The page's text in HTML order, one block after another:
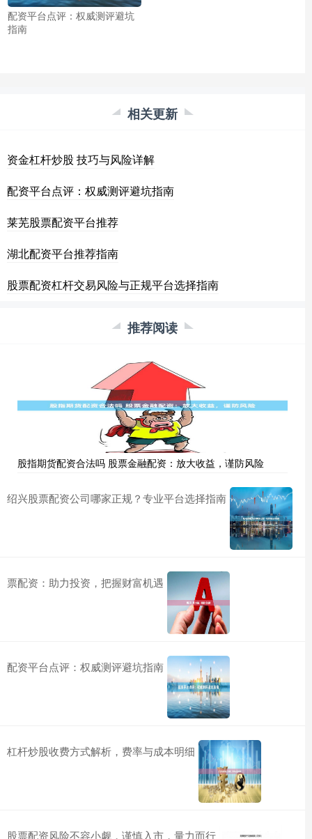
配资平台点评：权威测评避坑
指南
相关更新
资金杠杆炒股 技巧与风险详解
配资平台点评：权威测评避坑指南
莱芜股票配资平台推荐
湖北配资平台推荐指南
股票配资杠杆交易风险与正规平台选择指南
推荐阅读
股指期货配资合法吗 股票金融配资：放大收益，谨防风险
绍兴股票配资公司哪家正规？专业平台选择指南
票配资：助力投资，把握财富机遇
配资平台点评：权威测评避坑指南
杠杆炒股收费方式解析，费率与成本明细
股票配资风险不容小觑，谨慎入市，量力而行